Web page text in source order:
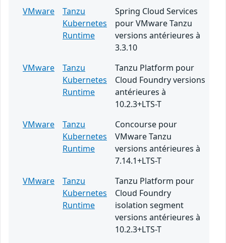
VMware
Tanzu
Kubernetes
Runtime
Spring Cloud Services
pour VMware Tanzu
versions antérieures à
3.3.10
VMware
Tanzu
Kubernetes
Runtime
Tanzu Platform pour
Cloud Foundry versions
antérieures à
10.2.3+LTS-T
VMware
Tanzu
Kubernetes
Runtime
Concourse pour
VMware Tanzu
versions antérieures à
7.14.1+LTS-T
VMware
Tanzu
Kubernetes
Runtime
Tanzu Platform pour
Cloud Foundry
isolation segment
versions antérieures à
10.2.3+LTS-T